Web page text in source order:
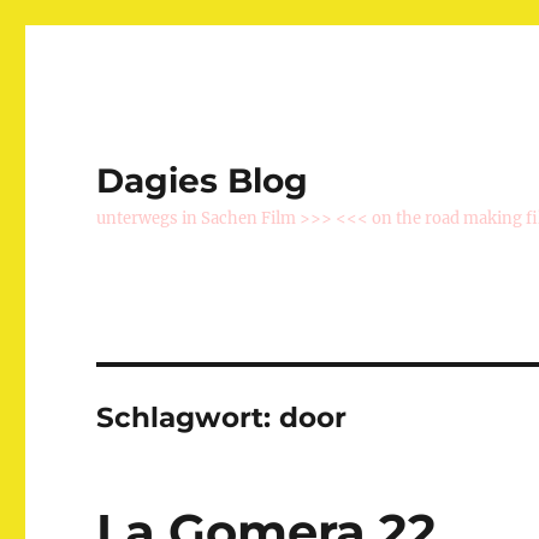
Dagies Blog
unterwegs in Sachen Film >>> <<< on the road making
Schlagwort:door